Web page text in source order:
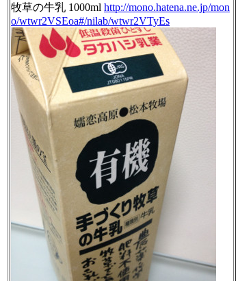
牧草の牛乳 1000ml http://mono.hatena.ne.jp/mon
o/wtwr2VSEoa#/nilab/wtwr2VTyEs